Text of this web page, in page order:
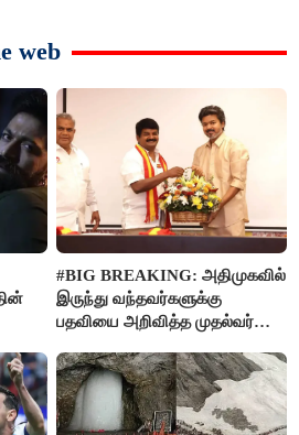
web
#BIG BREAKING: அதிமுகவில்
இருந்து வந்தவர்களுக்கு
பதவியை அறிவித்த முதல்வர்